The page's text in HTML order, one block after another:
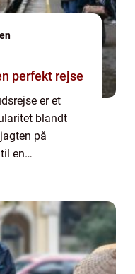
perfekt rejse
er et
blandt
på
en